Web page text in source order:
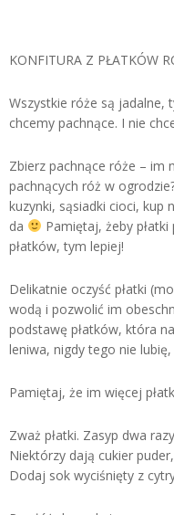
KONFITURA Z PŁATKÓW
Wszystkie róże są jadalne,
chcemy pachnące. I nie
Zbierz pachnące róże – im
pachnących róż w
kuzynki, sąsiadki cioci, kup
da
Pamiętaj, żeby
płatków, tym lepiej!
Delikatnie oczyść płatki
wodą i pozwolić im
podstawę płatków, która
leniwa, nigdy tego nie
Pamiętaj, że im więcej
Zważ płatki. Zasyp dwa
Niektórzy dają cukier
Dodaj sok wyciśnięty z